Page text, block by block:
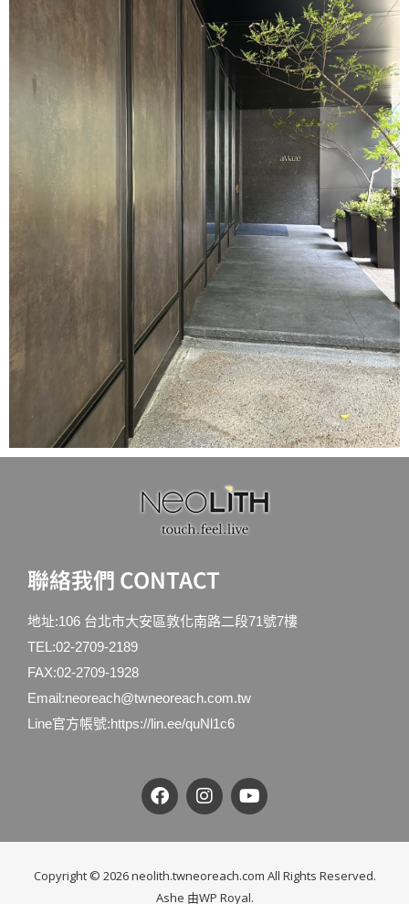
聯絡我們 CONTACT
地址:106 台北市大安區敦化南路二段71號7樓
TEL:02-2709-2189
FAX:02-2709-1928
Email:neoreach@twneoreach.com.tw
Line官方帳號:https://lin.ee/quNl1c6
Copyright © 2026 neolith.twneoreach.com All Rights Reserved.
Ashe 由WP Royal.